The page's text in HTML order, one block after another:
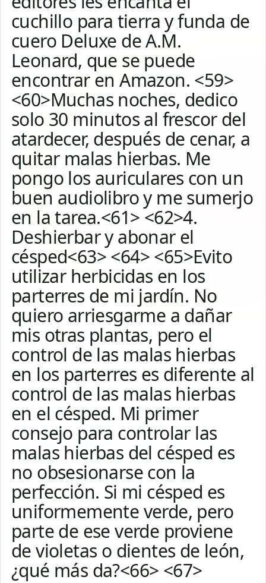
cuchillo para tierra y funda de
cuero Deluxe de A.M.
Leonard, que se puede
encontrar en Amazon. <59>
<60>Muchas noches, dedico
solo 30 minutos al frescor del
atardecer, después de cenar, a
quitar malas hierbas. Me
pongo los auriculares con un
buen audiolibro y me sumerjo
en la tarea.<61> <62>4.
Deshierbar y abonar el
césped<63> <64> <65>Evito
utilizar herbicidas en los
parterres de mi jardín. No
quiero arriesgarme a dañar
mis otras plantas, pero el
control de las malas hierbas
en los parterres es diferente al
control de las malas hierbas
en el césped. Mi primer
consejo para controlar las
malas hierbas del césped es
no obsesionarse con la
perfección. Si mi césped es
uniformemente verde, pero
parte de ese verde proviene
de violetas o dientes de león,
¿qué más da?<66> <67>